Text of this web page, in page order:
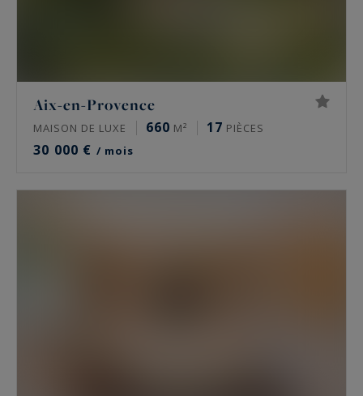
Aix-en-Provence
MAISON DE LUXE 660 M² 17 PIÈCES
30 000 € / mois